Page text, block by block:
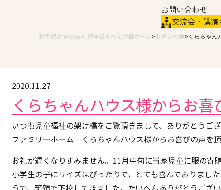
お問い合わせ
交流会・講演
特例認定NPO法人 児童福祉の架け橋ホーム お喜びの声 くらちゃん
2020.11.27
くらちゃんハウス様からお喜
いつも児童福祉の架け橋をご覧頂きまして、ありがとうござ
ファミリーホーム くらちゃんハウス様からお喜びの声を頂
お礼が遅くなりすみません。11月中旬に当家児童に服の寄
小学生の子にサイズはぴったりで、とても喜んでおりまし
うで、笑顔で下校してきました。たいへんありがとうござ